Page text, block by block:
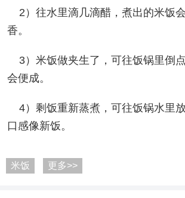
2）往水里滴几滴醋，煮出的米饭
香。
3）米饭做夹生了，可往饭锅里倒
会便成。
4）剩饭重新蒸煮，可往饭锅水里
口感像新饭。
米饭 更多>>